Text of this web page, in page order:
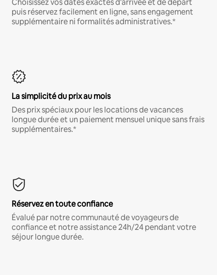
Choisissez vos dates exactes d'arrivée et de départ
puis réservez facilement en ligne, sans engagement
supplémentaire ni formalités administratives.*
La simplicité du prix au mois
Des prix spéciaux pour les locations de vacances
longue durée et un paiement mensuel unique sans frais
supplémentaires.*
Réservez en toute confiance
Évalué par notre communauté de voyageurs de
confiance et notre assistance 24h/24 pendant votre
séjour longue durée.